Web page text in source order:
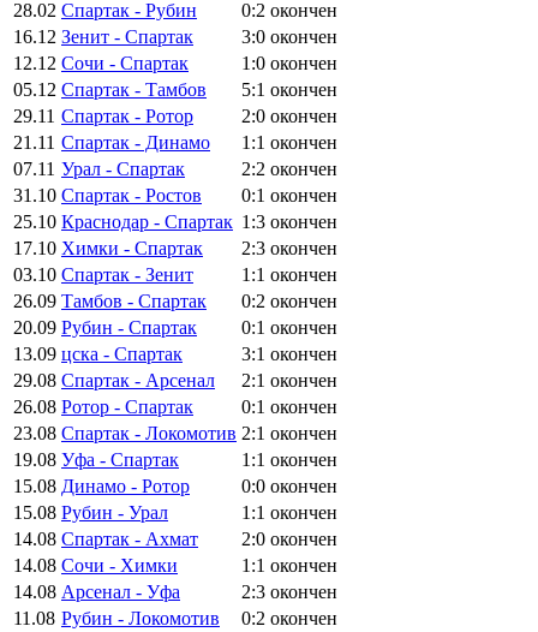
28.02 Спартак - Рубин 0:2 окончен
16.12 Зенит - Спартак 3:0 окончен
12.12 Сочи - Спартак 1:0 окончен
05.12 Спартак - Тамбов 5:1 окончен
29.11 Спартак - Ротор 2:0 окончен
21.11 Спартак - Динамо 1:1 окончен
07.11 Урал - Спартак 2:2 окончен
31.10 Спартак - Ростов 0:1 окончен
25.10 Краснодар - Спартак 1:3 окончен
17.10 Химки - Спартак 2:3 окончен
03.10 Спартак - Зенит 1:1 окончен
26.09 Тамбов - Спартак 0:2 окончен
20.09 Рубин - Спартак 0:1 окончен
13.09 цска - Спартак 3:1 окончен
29.08 Спартак - Арсенал 2:1 окончен
26.08 Ротор - Спартак 0:1 окончен
23.08 Спартак - Локомотив 2:1 окончен
19.08 Уфа - Спартак 1:1 окончен
15.08 Динамо - Ротор 0:0 окончен
15.08 Рубин - Урал 1:1 окончен
14.08 Спартак - Ахмат 2:0 окончен
14.08 Сочи - Химки 1:1 окончен
14.08 Арсенал - Уфа 2:3 окончен
11.08 Рубин - Локомотив 0:2 окончен